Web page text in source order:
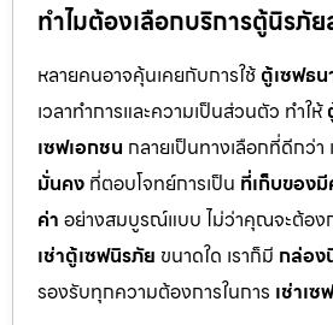
ทำไมต้องเลือกบริการตู้นิรภั
หลายคนอาจคุ้นเคยกับการใช้ ตู้เซฟธน
เวลาทำการและความเป็นส่วนตัว ทำให้
เซฟเอกชน กลายเป็นทางเลือกที่ดีกว่า
มั่นคง ที่ตอบโจทย์การเป็น ที่เก็บของมี
ค่า อย่างสมบูรณ์แบบ ไม่ว่าคุณจะต้อง
เช่าตู้เซฟนิรภัย ขนาดใด เราก็มี กล่อง
รองรับทุกความต้องการในการ เช่าเซฟ